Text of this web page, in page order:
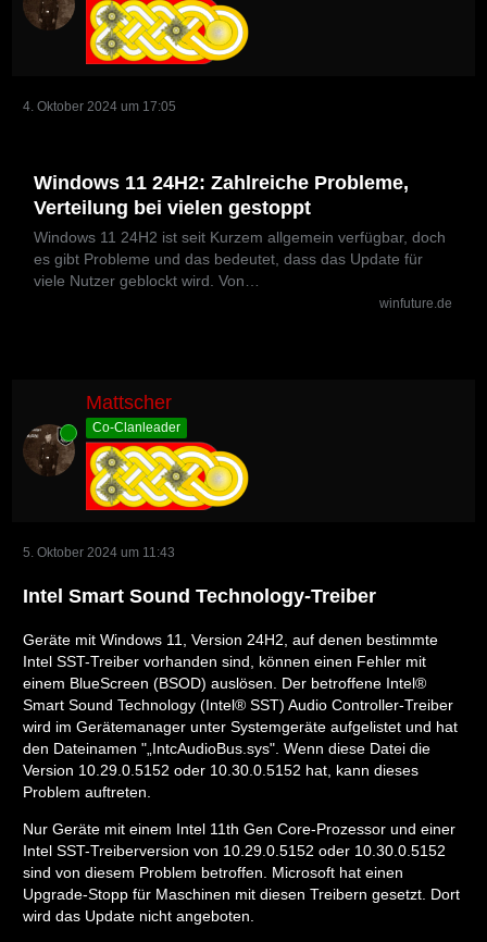
4. Oktober 2024 um 17:05
Windows 11 24H2: Zahlreiche Probleme,
Verteilung bei vielen gestoppt
Windows 11 24H2 ist seit Kurzem allgemein verfügbar, doch
es gibt Probleme und das bedeutet, dass das Update für
viele Nutzer geblockt wird. Von…
winfuture.de
Online
Mattscher
Co-Clanleader
5. Oktober 2024 um 11:43
Intel Smart Sound Technology-Treiber
Geräte mit Windows 11, Version 24H2, auf denen bestimmte
Intel SST-Treiber vorhanden sind, können einen Fehler mit
einem BlueScreen (BSOD) auslösen. Der betroffene Intel®
Smart Sound Technology (Intel® SST) Audio Controller-Treiber
wird im Gerätemanager unter Systemgeräte aufgelistet und hat
den Dateinamen "„IntcAudioBus.sys". Wenn diese Datei die
Version 10.29.0.5152 oder 10.30.0.5152 hat, kann dieses
Problem auftreten.
Nur Geräte mit einem Intel 11th Gen Core-Prozessor und einer
Intel SST-Treiberversion von 10.29.0.5152 oder 10.30.0.5152
sind von diesem Problem betroffen. Microsoft hat einen
Upgrade-Stopp für Maschinen mit diesen Treibern gesetzt. Dort
wird das Update nicht angeboten.